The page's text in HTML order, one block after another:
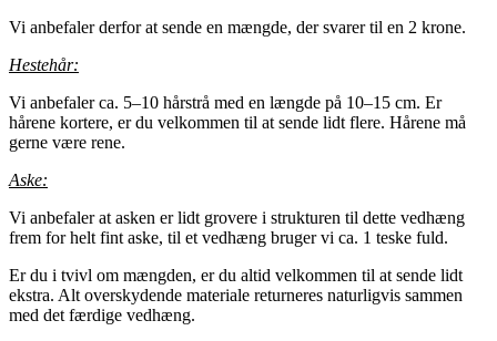
Vi anbefaler derfor at sende en mængde, der svarer til en 2 krone.
Hestehår:
Vi anbefaler ca. 5–10 hårstrå med en længde på 10–15 cm. Er
hårene kortere, er du velkommen til at sende lidt flere. Hårene må
gerne være rene.
Aske:
Vi anbefaler at asken er lidt grovere i strukturen til dette vedhæng
frem for helt fint aske, til et vedhæng bruger vi ca. 1 teske fuld.
Er du i tvivl om mængden, er du altid velkommen til at sende lidt
ekstra. Alt overskydende materiale returneres naturligvis sammen
med det færdige vedhæng.